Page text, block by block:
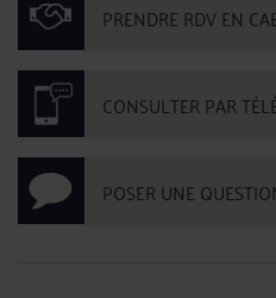
PRENDRE RDV EN
CONSULTER PAR
POSER UNE